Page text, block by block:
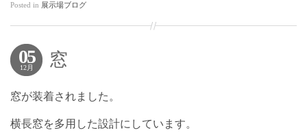
Posted in 展示場ブログ
05
12月 窓
窓が装着されました。
横長窓を多用した設計にしています。